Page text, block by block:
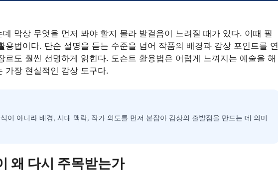
막상 무엇을 먼저 봐야 할지 몰라 발걸음이 느려질 때가 있다. 이때 필
용법이다. 단순 설명을 듣는 수준을 넘어 작품의 배경과 감상 포인트를 연
르도 훨씬 선명하게 읽힌다. 도슨트 활용법은 어렵게 느껴지는 예술을 해
가장 현실적인 감상 도구다.
이 아니라 배경, 시대 맥락, 작가 의도를 먼저 붙잡아 감상의 출발점을 만드는 데 의미
왜 다시 주목받는가